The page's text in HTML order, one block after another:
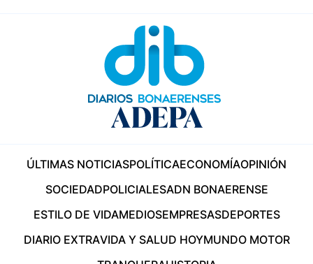
ÚLTIMAS NOTICIASPOLÍTICAECONOMÍAOPINIÓN
SOCIEDADPOLICIALESADN BONAERENSE
ESTILO DE VIDAMEDIOSEMPRESASDEPORTES
DIARIO EXTRAVIDA Y SALUD HOYMUNDO MOTOR